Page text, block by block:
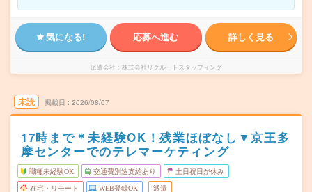
気になる! 応募へ進む 詳しく見る
派遣会社 株式会社リクルートスタッフィング
未読 掲載日 2026/08/07
17時まで＊未経験OK！残業ほぼなし▼京王多
摩センターでのテレマーケティング
職種未経験OK 交通費別途支給あり 土日祝日が休み
在宅・リモート WEB登録OK 派遣